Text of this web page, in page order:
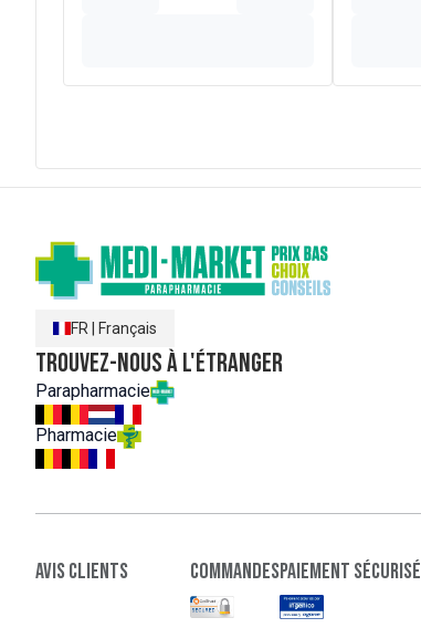
FR Français
Trouvez-nous à l'étranger
Parapharmacie
Pharmacie
Avis clients Commandespaiement sécurisé